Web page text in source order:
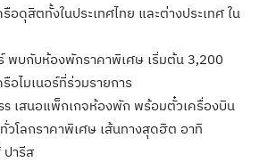
อดุสิตทั้งในประเทศไทย และต่างประเทศ ใน
ร์ พบกับห้องพักราคาพิเศษ เริ่มต้น 3,200
อไมเนอร์ที่ร่วมรายการ
เสนอแพ็กเกจห้องพัก พร้อมตั๋วเครื่องบิน
วโลกราคาพิเศษ เส้นทางสุดฮิต อาทิ
ปารีส